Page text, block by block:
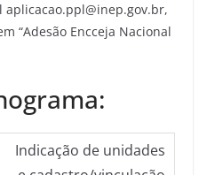
“Adesão Encceja Nacional
Indicação de unidades